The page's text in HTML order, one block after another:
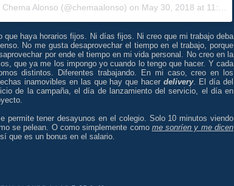
Chema Alonso (@chemaalonso) on May 30, 2018 at 11:37pm PDT
que haya horarios fijos. Ni días fijos. Ni creo que mi trabajo deba
No me gusta desaprovechar el tiempo en el trabajo, porque
por ende el tiempo en mi vida personal. No creo en la
que ya me los impongo yo cuando lo tengo que hacer. Y cada
distintos. Diferentes trabajando. En mi caso, creo en los
inamovibles en las que hay que hacerdelivery. El día del
de la campaña, el día de lanzamiento del servicio, el día en
permite tener desayunos en el colegio. Solo 10 minutos viendo
se pelean. O como simplemente como me sonríen y me dicen
sí que es un bonus en el salario.